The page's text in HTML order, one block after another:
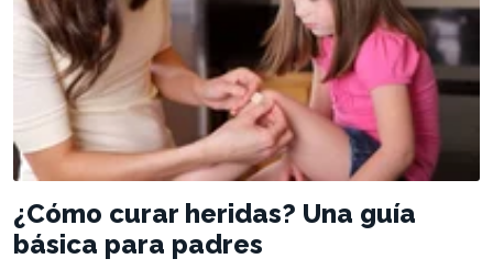
¿Cómo curar heridas? Una guía
básica para padres